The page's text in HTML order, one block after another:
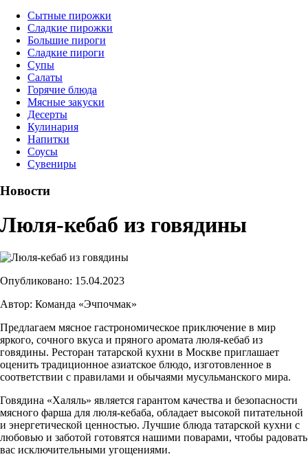
Сытные пирожки
Сладкие пирожки
Большие пироги
Сладкие пироги
Супы
Салаты
Горячие блюда
Мясные закуски
Десерты
Кулинария
Напитки
Соусы
Сувениры
Новости
Люля-кебаб из говядины
Опубликовано: 15.04.2023
Автор: Команда «Эчпочмак»
Предлагаем мясное гастрономическое приключение в мир
яркого, сочного вкуса и пряного аромата люля-кебаб из
говядины. Ресторан татарской кухни в Москве приглашает
оценить традиционное азиатское блюдо, изготовленное в
соответствии с правилами и обычаями мусульманского мира.
Говядина «Халяль» является гарантом качества и безопасности
мясного фарша для люля-кебаба, обладает высокой питательной
и энергетической ценностью. Лучшие блюда татарской кухни с
любовью и заботой готовятся нашими поварами, чтобы радовать
вас исключительными угощениями.